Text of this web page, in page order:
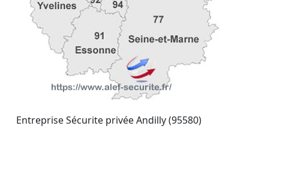
Entreprise Sécurite privée Andilly (95580)